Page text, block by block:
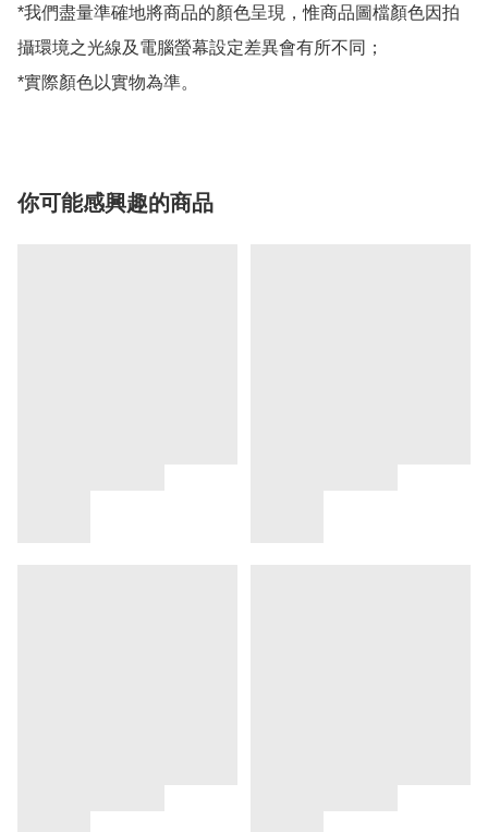
*我們盡量準確地將商品的顏色呈現，惟商品圖檔顏色因拍
攝環境之光線及電腦螢幕設定差異會有所不同；
*實際顏色以實物為準。
你可能感興趣的商品